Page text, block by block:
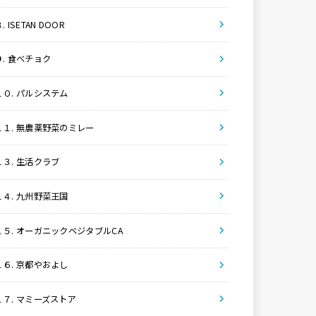
. ISETAN DOOR
. 食べチョク
０. パルシステム
１. 無農薬野菜のミレー
３. 生活クラブ
４. 九州野菜王国
５. オーガニックベジタブルCA
６. 京都やおよし
７. マミーズストア